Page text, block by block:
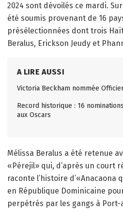
2024 sont dévoilés ce mardi.
été soumis provenant de 16
présélectionnées dont trois
Beralus, Erickson Jeudy et
A LIRE AUSSI
Victoria Beckham nommée
Record historique : 16
aux Oscars
Mélissa Beralus a été retenue
«Pérejil» qui, d’après un court
raconte l’histoire d’«Anacaona
en République Dominicaine
perpétrés par les gangs à